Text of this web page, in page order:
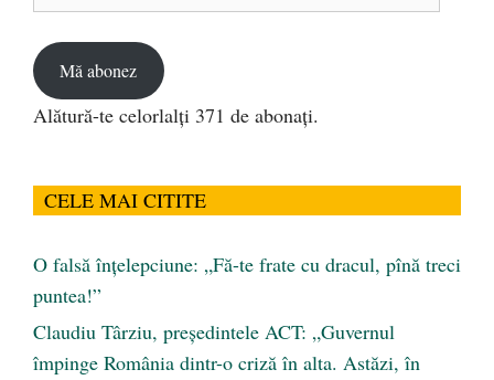
Mă abonez
Alătură-te celorlalți 371 de abonați.
CELE MAI CITITE
O falsă înțelepciune: „Fă-te frate cu dracul, pînă treci
puntea!”
Claudiu Târziu, președintele ACT: „Guvernul
împinge România dintr-o criză în alta. Astăzi, în